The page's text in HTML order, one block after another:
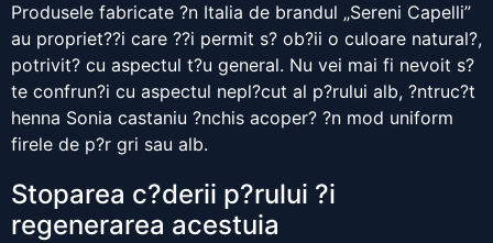
Produsele fabricate ?n Italia de brandul „Sereni Capelli”
au propriet??i care ??i permit s? ob?ii o culoare natural?,
potrivit? cu aspectul t?u general. Nu vei mai fi nevoit s?
te confrun?i cu aspectul nepl?cut al p?rului alb, ?ntruc?t
henna Sonia castaniu ?nchis acoper? ?n mod uniform
firele de p?r gri sau alb.
Stoparea c?derii p?rului ?i
regenerarea acestuia